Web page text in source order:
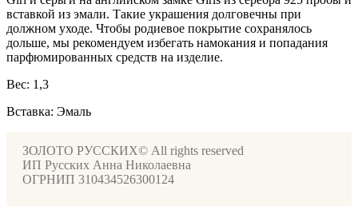
вставкой из эмали. Такие украшения долговечны при
должном уходе. Чтобы родиевое покрытие сохранялось
дольше, мы рекомендуем избегать намокания и попадания
парфюмированных средств на изделие.
Вес: 1,3
Вставка: Эмаль
ЗОЛОТО РУССКИХ© All rights reserved
ИП Русских Анна Николаевна
ОГРНИП 310434526300124